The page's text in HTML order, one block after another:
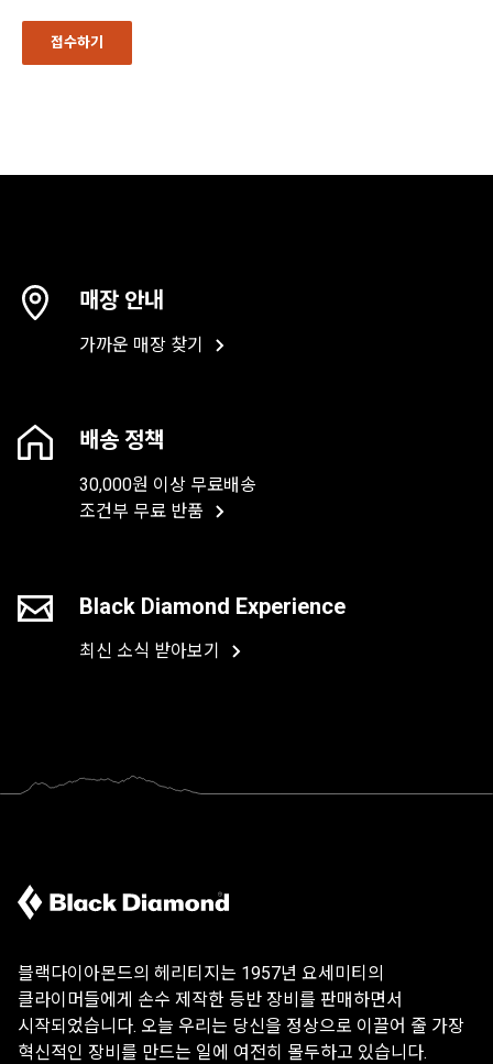
매장 안내
가까운 매장 찾기
배송 정책
30,000원 이상 무료배송
조건부 무료 반품
Black Diamond Experience
최신 소식 받아보기
블랙다이아몬드의 헤리티지는 1957년 요세미티의
클라이머들에게 손수 제작한 등반 장비를 판매하면서
시작되었습니다. 오늘 우리는 당신을 정상으로 이끌어 줄 가장
혁신적인 장비를 만드는 일에 여전히 몰두하고 있습니다.